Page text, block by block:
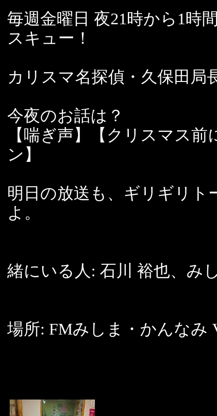
毎週金曜日 夜21時から1時
スキュー！
カリスマ名探偵・久保田局
今夜のお話は？
【喘ぎ声】【クリスマス
ン】
明日の放送も、ギリギリト
よ。
緒にいる人: 石川 裕也、み
場所: FMみしま・かんなみ